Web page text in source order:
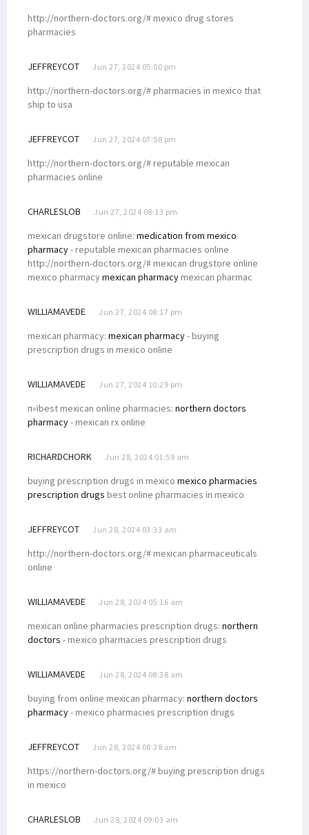
http://northern-doctors.org/# mexico drug stores
pharmacies
JEFFREYCOT Jun 27, 2024 05:00 pm
http://northern-doctors.org/# pharmacies in mexico that
ship to usa
JEFFREYCOT Jun 27, 2024 07:58 pm
http://northern-doctors.org/# reputable mexican
pharmacies online
CHARLESLOB Jun 27, 2024 08:13 pm
mexican drugstore online: medication from mexico
pharmacy- reputable mexican pharmacies online
http://northern-doctors.org/# mexican drugstore online
mexico pharmacymexican pharmacymexican pharmac
WILLIAMAVEDE Jun 27, 2024 08:17 pm
mexican pharmacy: mexican pharmacy- buying
prescription drugs in mexico online
WILLIAMAVEDE Jun 27, 2024 10:29 pm
п»їbest mexican online pharmacies: northern doctors
pharmacy- mexican rx online
RICHARDCHORK Jun 28, 2024 01:59 am
buying prescription drugs in mexico mexico pharmacies
prescription drugs best online pharmacies in mexico
JEFFREYCOT Jun 28, 2024 03:33 am
http://northern-doctors.org/# mexican pharmaceuticals
online
WILLIAMAVEDE Jun 28, 2024 05:16 am
mexican online pharmacies prescription drugs: northern
doctors - mexico pharmacies prescription drugs
WILLIAMAVEDE Jun 28, 2024 08:38 am
buying from online mexican pharmacy: northern doctors
pharmacy- mexico pharmacies prescription drugs
JEFFREYCOT Jun 28, 2024 08:38 am
https://northern-doctors.org/# buying prescription drugs
in mexico
CHARLESLOB Jun 28, 2024 09:03 am